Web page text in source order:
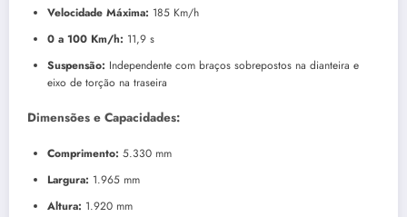
Velocidade Máxima: 185 Km/h
0 a 100 Km/h: 11,9 s
Suspensão: Independente com braços sobrepostos na dianteira e
eixo de torção na traseira
Dimensões e Capacidades:
Comprimento: 5.330 mm
Largura: 1.965 mm
Altura: 1.920 mm